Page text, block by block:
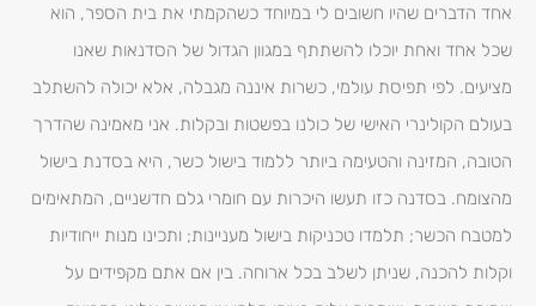
אחד הדברים שהיו חשובים לי במיוחד כשהקמתי את בית הספר, הוא
שכל אחד ואחת יוכלו להשתתף במגוון הגדול של הסדנאות שאנו
מציעים. לפי תפיסת עולמי, כשרות איננה מגבלה, אלא יכולה להשתלב
בעולם הקולינרי האישי של כולנו בפשטות ובקלות. אני מאמינה שהדרך
הטובה, המזינה והטעימה ביותר ללמוד בישול כשר, היא בסדנת בישול
מהצומח. בסדנה כזו תעשו היכרות עם חומרי גלם חדשניים, המתאימים
למטבח הכשר; תלמדו טכניקות בישול מעניינות; ותכינו מנות ייחודיות
וקלות להכנה, שניתן לשלב בכל ארוחה. בין אם אתם מקפידים על